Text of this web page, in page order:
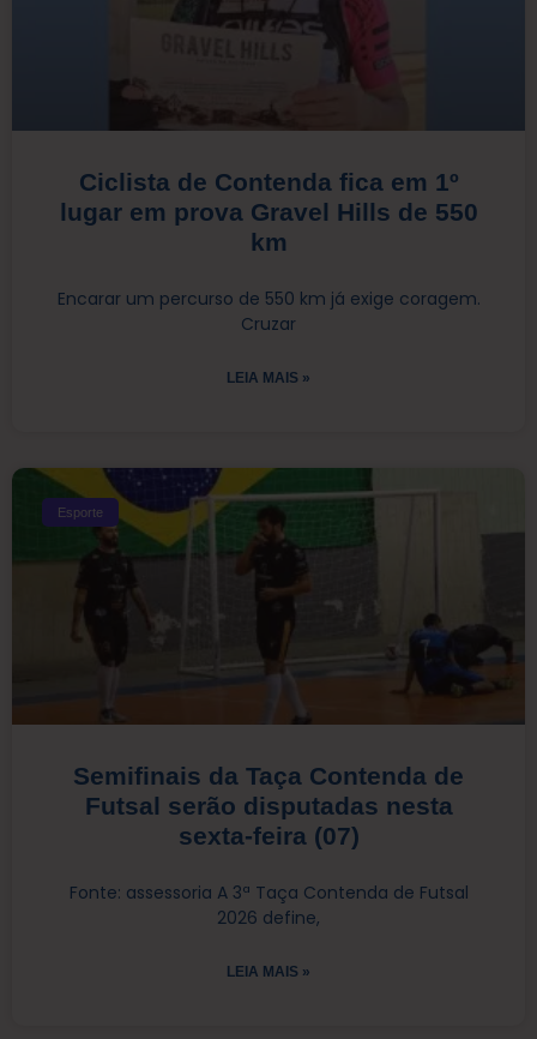
Ciclista de Contenda fica em 1º
lugar em prova Gravel Hills de 550
km
Encarar um percurso de 550 km já exige coragem.
Cruzar
LEIA MAIS »
Esporte
Semifinais da Taça Contenda de
Futsal serão disputadas nesta
sexta-feira (07)
Fonte: assessoria A 3ª Taça Contenda de Futsal
2026 define,
LEIA MAIS »